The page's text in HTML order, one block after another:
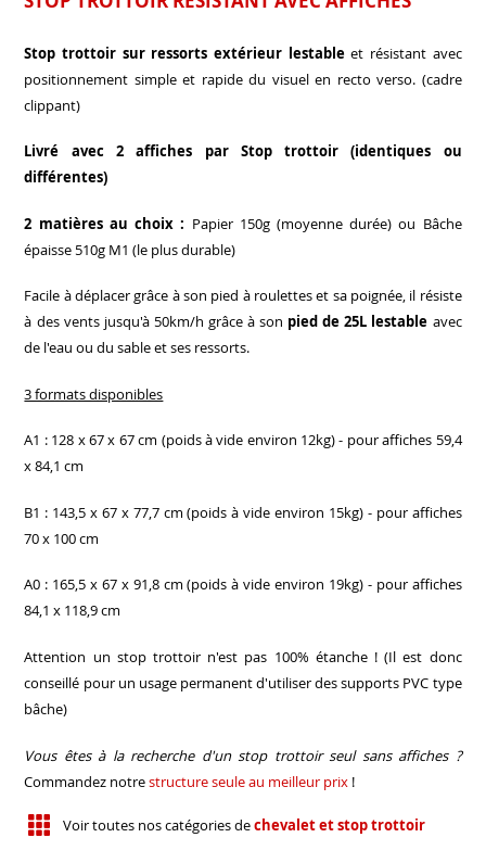
Stop trottoir sur ressorts extérieur lestableet résistant avec
positionnement simple et rapide du visuel en recto verso. (cadre
clippant)
Livré avec 2 affiches par Stop trottoir (identiques ou
différentes)
2 matières au choix : Papier 150g (moyenne durée) ou Bâche
épaisse 510g M1 (le plus durable)
Facile à déplacer grâce à son pied à roulettes et sa poignée, il résiste
à des vents jusqu'à 50km/h grâce à son pied de 25L lestable avec
de l'eau ou du sable et ses ressorts.
3 formats disponibles
A1 : 128 x 67 x 67 cm (poids à vide environ 12kg) - pour affiches 59,4
x 84,1 cm
B1 : 143,5 x 67 x 77,7 cm (poids à vide environ 15kg) - pour affiches
70 x 100 cm
A0 : 165,5 x 67 x 91,8 cm (poids à vide environ 19kg) - pour affiches
84,1 x 118,9 cm
Attention un stop trottoir n'est pas 100% étanche ! (Il est donc
conseillé pour un usage permanent d'utiliser des supports PVC type
bâche)
Vous êtes à la recherche d'un stop trottoir seul sans affiches ?
Commandez notrestructure seule au meilleur prix !
Voir toutes nos catégories dechevalet et stop trottoir